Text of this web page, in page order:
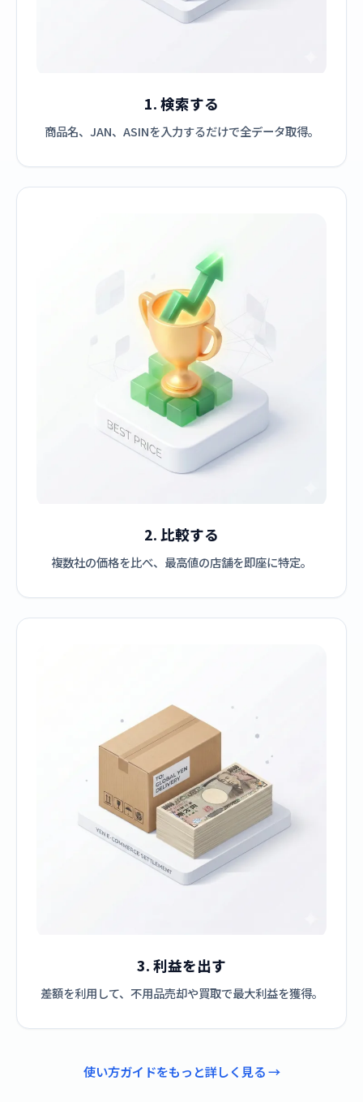
1. 検索する
商品名、JAN、ASINを入力するだけで全データ取得。
2. 比較する
複数社の価格を比べ、最高値の店舗を即座に特定。
3. 利益を出す
差額を利用して、不用品売却や買取で最大利益を獲得。
使い方ガイドをもっと詳しく見る →